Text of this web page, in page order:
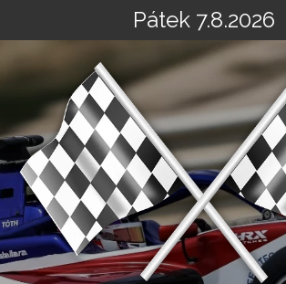
na
Pátek 7.8.2026